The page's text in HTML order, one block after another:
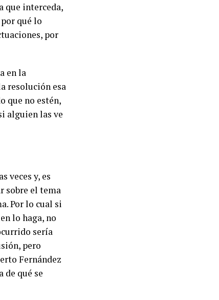
que interceda,
qué lo
por
en la
resolución esa
que no estén,
alguien las ve
veces y, es
sobre el tema
Por lo cual si
lo haga, no
sería
pero
Fernández
de qué se